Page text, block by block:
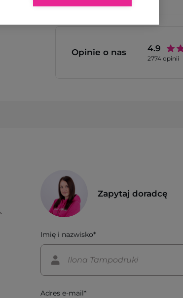
Opinie o nas 4.9
2774opinii
Zapytaj doradcę
Imię i nazwisko*
Adres e-mail*